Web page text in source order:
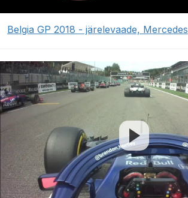
Belgia GP 2018 - järelevaade, Mercedes